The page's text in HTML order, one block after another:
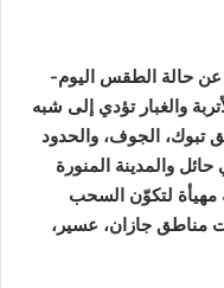
عن حالة الطقس اليوم-
والغبار تؤدي إلى شبه
تبوك، الجوف، والحدود
والمدينة المنورة
مهيأة لتكوّن السحب
مناطق جازان، عسير،